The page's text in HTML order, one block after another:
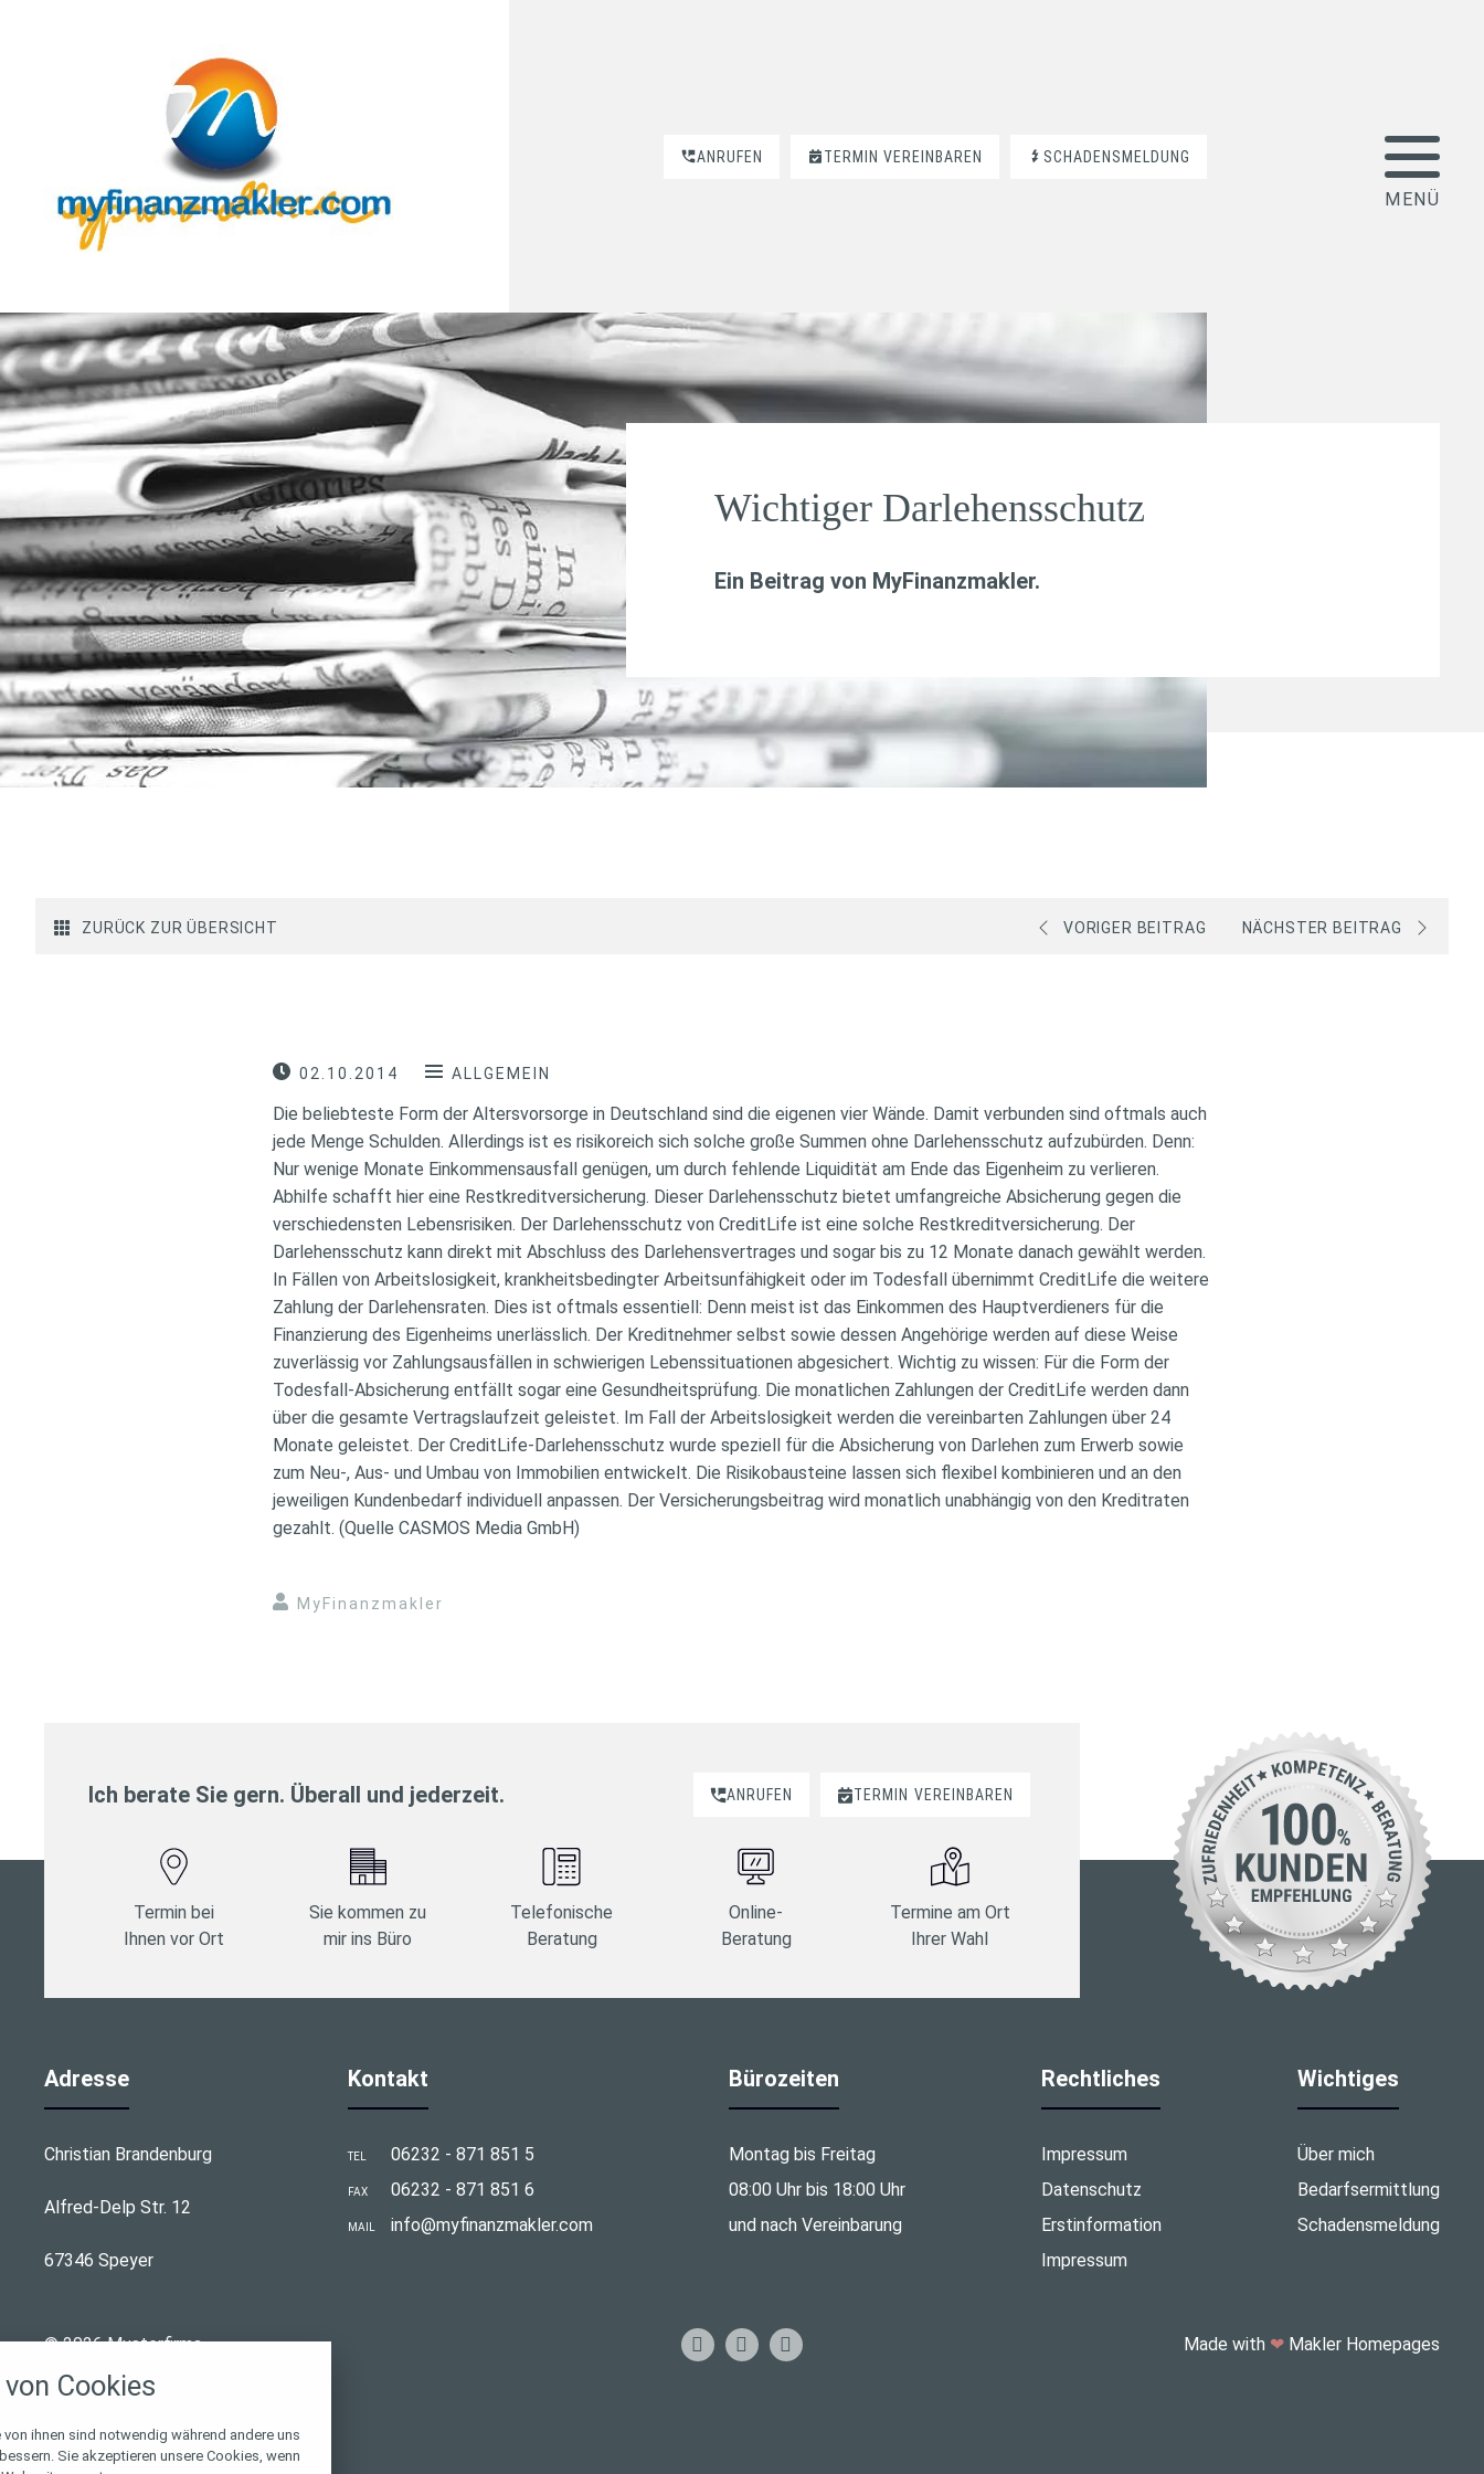
ANRUFEN TERMIN VEREINBAREN SCHADENSMELDUNG
Wichtiger Darlehensschutz
Ein Beitrag von MyFinanzmakler.
ZURÜCK ZUR ÜBERSICHT VORIGER BEITRAG NÄCHSTER BEITRAG
02.10.2014 ALLGEMEIN
Die beliebteste Form der Altersvorsorge in Deutschland sind die eigenen vier Wände. Damit verbunden sind oftmals auch
jede Menge Schulden. Allerdings ist es risikoreich sich solche große Summen ohne Darlehensschutz aufzubürden. Denn:
Nur wenige Monate Einkommensausfall genügen, um durch fehlende Liquidität am Ende das Eigenheim zu verlieren.
Abhilfe schafft hier eine Restkreditversicherung. Dieser Darlehensschutz bietet umfangreiche Absicherung gegen die
verschiedensten Lebensrisiken. Der Darlehensschutz von CreditLife ist eine solche Restkreditversicherung. Der
Darlehensschutz kann direkt mit Abschluss des Darlehensvertrages und sogar bis zu 12 Monate danach gewählt werden.
In Fällen von Arbeitslosigkeit, krankheitsbedingter Arbeitsunfähigkeit oder im Todesfall übernimmt CreditLife die weitere
Zahlung der Darlehensraten. Dies ist oftmals essentiell: Denn meist ist das Einkommen des Hauptverdieners für die
Finanzierung des Eigenheims unerlässlich. Der Kreditnehmer selbst sowie dessen Angehörige werden auf diese Weise
zuverlässig vor Zahlungsausfällen in schwierigen Lebenssituationen abgesichert. Wichtig zu wissen: Für die Form der
Todesfall-Absicherung entfällt sogar eine Gesundheitsprüfung. Die monatlichen Zahlungen der CreditLife werden dann
über die gesamte Vertragslaufzeit geleistet. Im Fall der Arbeitslosigkeit werden die vereinbarten Zahlungen über 24
Monate geleistet. Der CreditLife-Darlehensschutz wurde speziell für die Absicherung von Darlehen zum Erwerb sowie
zum Neu-, Aus- und Umbau von Immobilien entwickelt. Die Risikobausteine lassen sich flexibel kombinieren und an den
jeweiligen Kundenbedarf individuell anpassen. Der Versicherungsbeitrag wird monatlich unabhängig von den Kreditraten
gezahlt. (Quelle CASMOS Media GmbH)
MyFinanzmakler
Ich berate Sie gern. Überall und jederzeit. ANRUFEN TERMIN VEREINBAREN
Termin bei
Ihnen vor Ort
Sie kommen zu
mir ins Büro
Telefonische
Beratung
Online-
Beratung
Termine am Ort
Ihrer Wahl
Adresse
Christian Brandenburg
Alfred-Delp Str. 12
67346 Speyer
Kontakt
TEL 06232 - 871 851 5
FAX 06232 - 871 851 6
MAIL info@myfinanzmakler.com
Bürozeiten
Montag bis Freitag
08:00 Uhr bis 18:00 Uhr
und nach Vereinbarung
Rechtliches
Impressum
Datenschutz
Erstinformation
Impressum
Wichtiges
Über mich
Bedarfsermittlung
Schadensmeldung
© 2026 Musterfirma Made with ❤Makler Homepages
Cookies
ihnen sind notwendig während andere uns
Sie akzeptieren unsere Cookies, wenn
akzeptieren oder zu blockieren.
Notwendig